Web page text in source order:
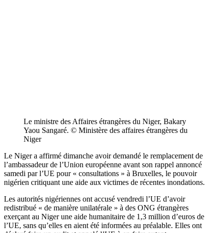
Le ministre des Affaires étrangères du Niger, Bakary
Yaou Sangaré. © Ministère des affaires étrangères du
Niger
Le Niger a affirmé dimanche avoir demandé le remplacement de
l’ambassadeur de l’Union européenne avant son rappel annoncé
samedi par l’UE pour « consultations » à Bruxelles, le pouvoir
nigérien critiquant une aide aux victimes de récentes inondations.
Les autorités nigériennes ont accusé vendredi l’UE d’avoir
redistribué « de manière unilatérale » à des ONG étrangères
exerçant au Niger une aide humanitaire de 1,3 million d’euros de
l’UE, sans qu’elles en aient été informées au préalable. Elles ont